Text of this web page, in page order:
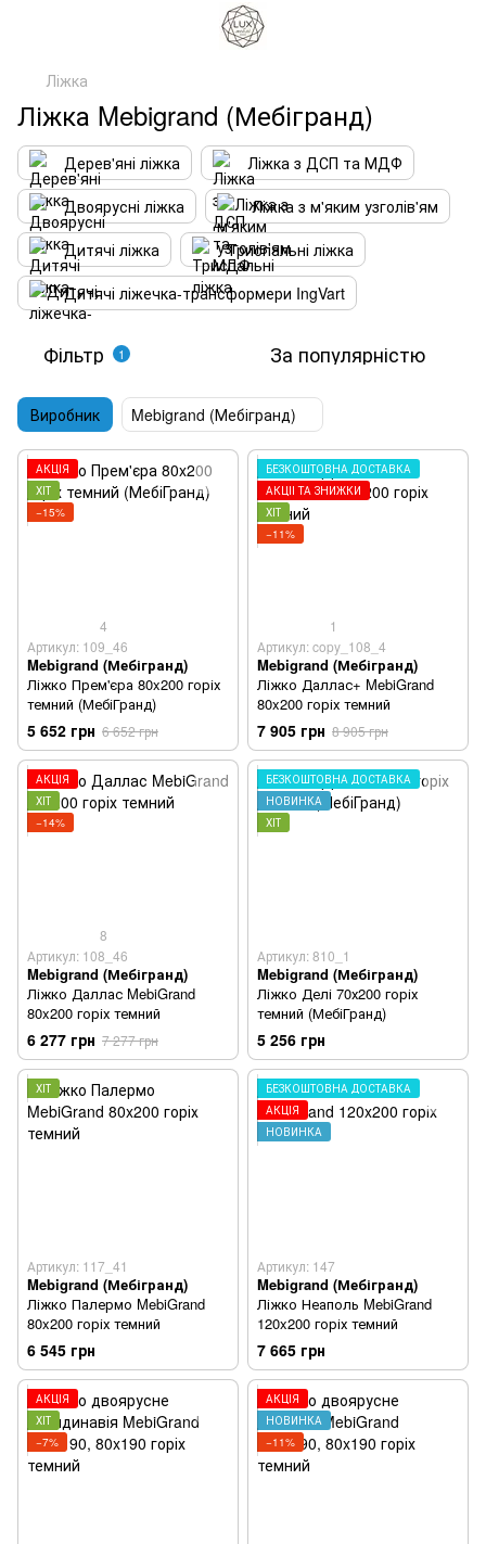
Ліжка
Ліжка Mebigrand (Мебігранд)
Дерев'яні ліжка
Ліжка з ДСП та МДФ
Двоярусні ліжка
Ліжка з м'яким узголів'ям
Дитячі ліжка
Триспальні ліжка
Дитячі ліжечка-трансформери IngVart
Фільтр 1 За популярністю
Виробник Mebigrand (Мебігранд)
АКЦІЯ
ХІТ
−15%
4
Артикул: 109_46
Mebigrand (Мебігранд)
Ліжко Прем'єра 80x200 горіх
темний (МебіГранд)
5 652 грн 6 652 грн
БЕЗКОШТОВНА ДОСТАВКА
АКЦІЇ ТА ЗНИЖКИ
ХІТ
−11%
1
Артикул: copy_108_4
Mebigrand (Мебігранд)
Ліжко Даллас+ MebiGrand
80x200 горіх темний
7 905 грн 8 905 грн
АКЦІЯ
ХІТ
−14%
8
Артикул: 108_46
Mebigrand (Мебігранд)
Ліжко Даллас MebiGrand
80x200 горіх темний
6 277 грн 7 277 грн
БЕЗКОШТОВНА ДОСТАВКА
НОВИНКА
ХІТ
Артикул: 810_1
Mebigrand (Мебігранд)
Ліжко Делі 70х200 горіх
темний (МебіГранд)
5 256 грн
ХІТ
Артикул: 117_41
Mebigrand (Мебігранд)
Ліжко Палермо MebiGrand
80x200 горіх темний
6 545 грн
БЕЗКОШТОВНА ДОСТАВКА
АКЦІЯ
НОВИНКА
Артикул: 147
Mebigrand (Мебігранд)
Ліжко Неаполь MebiGrand
120x200 горіх темний
7 665 грн
АКЦІЯ
ХІТ
−7%
АКЦІЯ
НОВИНКА
−11%